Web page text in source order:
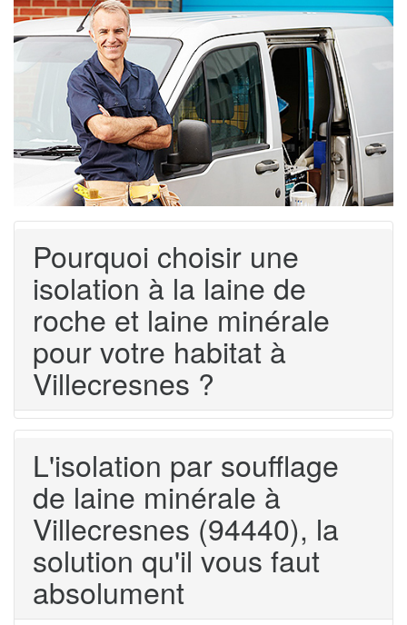
Pourquoi choisir une
isolation à la laine de
roche et laine minérale
pour votre habitat à
Villecresnes ?
L'isolation par soufflage
de laine minérale à
Villecresnes (94440), la
solution qu'il vous faut
absolument